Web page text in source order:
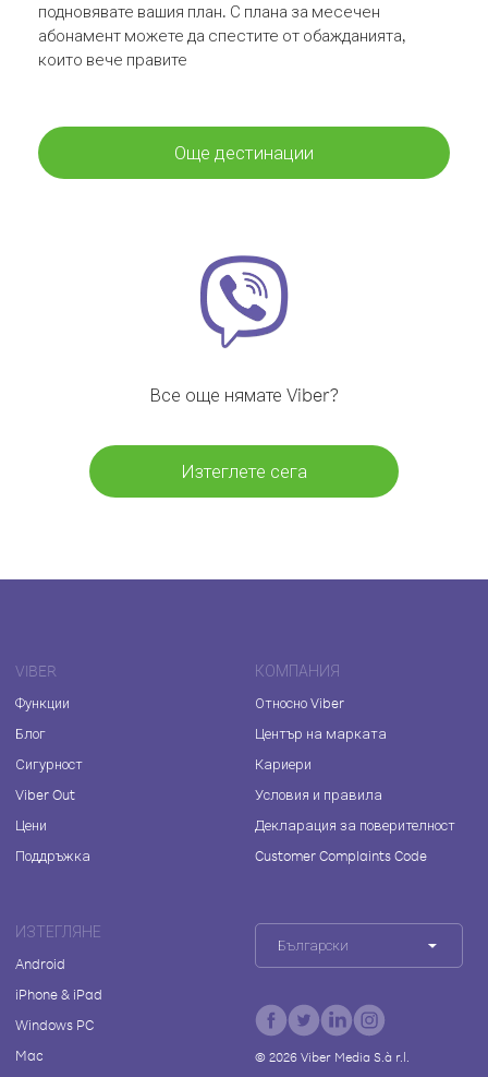
подновявате вашия план. С плана за месечен
абонамент можете да спестите от обажданията,
които вече правите
Още дестинации
Все още нямате Viber?
Изтеглете сега
VIBER
Функции
Блог
Сигурност
Viber Out
Цени
Поддръжка
КОМПАНИЯ
Относно Viber
Център на марката
Кариери
Условия и правила
Декларация за поверителност
Customer Complaints Code
ИЗТЕГЛЯНЕ
Android
iPhone & iPad
Windows PC
Mac
Български
© 2026Viber Media S.à r.l.